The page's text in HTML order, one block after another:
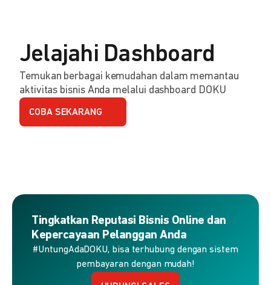
Jelajahi Dashboard
Temukan berbagai kemudahan dalam memantau
aktivitas bisnis Anda melalui dashboard DOKU
COBA SEKARANG
Tingkatkan Reputasi Bisnis Online dan
Kepercayaan Pelanggan Anda
#UntungAdaDOKU, bisa terhubung dengan sistem
pembayaran dengan mudah!